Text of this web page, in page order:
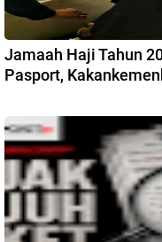
Jamaah Haji Tahun
Pasport,